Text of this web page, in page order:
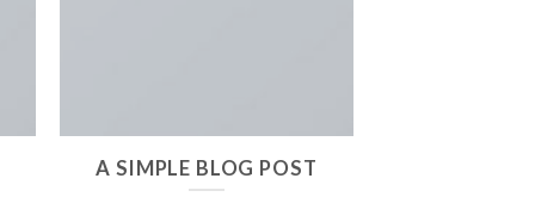
A SIMPLE BLOG POST